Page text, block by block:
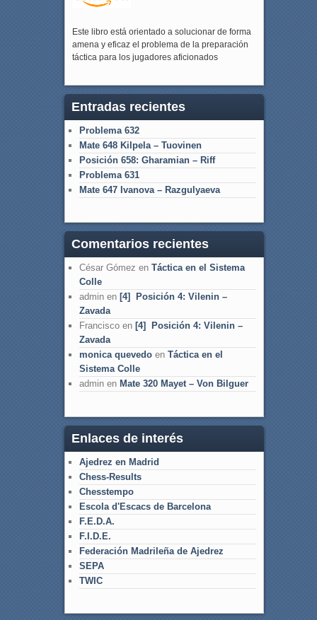
Este libro está orientado a solucionar de forma
amena y eficaz el problema de la preparación
táctica para los jugadores aficionados
Entradas recientes
Problema 632
Mate 648 Kilpela – Tuovinen
Posición 658: Gharamian – Riff
Problema 631
Mate 647 Ivanova – Razgulyaeva
Comentarios recientes
César Gómez en Táctica en el Sistema
Colle
adminen [4] Posición 4: Vilenin –
Zavada
Franciscoen [4] Posición 4: Vilenin –
Zavada
monica quevedoen Táctica en el
Sistema Colle
adminen Mate 320 Mayet – Von Bilguer
Enlaces de interés
Ajedrez en Madrid
Chess-Results
Chesstempo
Escola d'Escacs de Barcelona
F.E.D.A.
F.I.D.E.
Federación Madrileña de Ajedrez
SEPA
TWIC